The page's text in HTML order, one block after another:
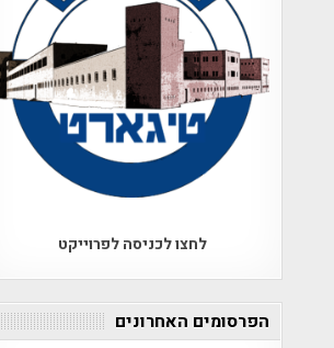
לחצו לכניסה לפרוייקט
הפרסומים האחרונים